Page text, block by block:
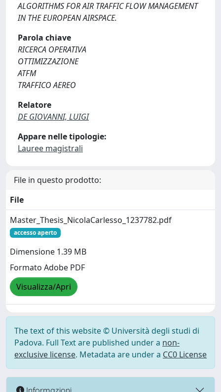
ALGORITHMS FOR AIR TRAFFIC FLOW MANAGEMENT
IN THE EUROPEAN AIRSPACE.
Parola chiave
RICERCA OPERATIVA
OTTIMIZZAZIONE
ATFM
TRAFFICO AEREO
Relatore
DE GIOVANNI, LUIGI
Appare nelle tipologie:
Lauree magistrali
File in questo prodotto:
File
Master_Thesis_NicolaCarlesso_1237782.pdf
accesso aperto
Dimensione 1.39 MB
Formato Adobe PDF
Visualizza/Apri
The text of this website © Università degli studi di
Padova. Full Text are published under a non-
exclusive license. Metadata are under a CC0 License
Informazioni